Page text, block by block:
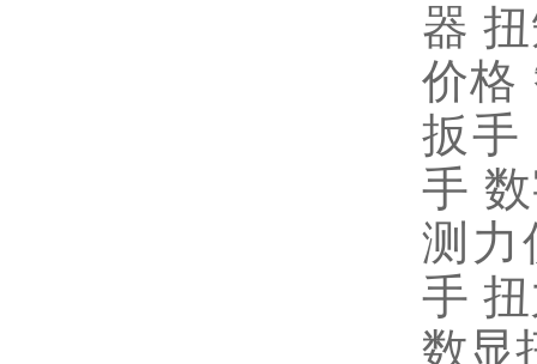
器
价格
扳手
手
测力
手
数显